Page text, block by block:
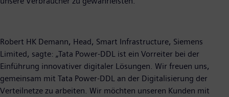
Robert HK Demann, Head, Smart Infrastructure, Siemens
Limited, sagte: „Tata Power-DDL ist ein Vorreiter bei der
Einführung innovativer digitaler Lösungen. Wir freuen uns,
gemeinsam mit Tata Power-DDL an der Digitalisierung der
Verteilnetze zu arbeiten. Wir möchten unseren Kunden mit